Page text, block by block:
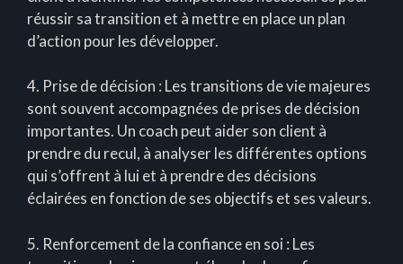
réussir sa transition et à mettre en place un plan
d’action pour les développer.
4. Prise de décision : Les transitions de vie majeures
sont souvent accompagnées de prises de décision
importantes. Un coach peut aider son client à
prendre du recul, à analyser les différentes options
qui s’offrent à lui et à prendre des décisions
éclairées en fonction de ses objectifs et ses valeurs.
5. Renforcement de la confiance en soi : Les